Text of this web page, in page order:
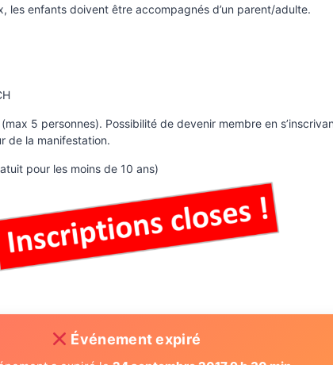
les enfants doivent être accompagnés d’un parent/adulte.
5 personnes). Possibilité de devenir membre en
de la manifestation.
pour les moins de 10 ans)
Événement expiré